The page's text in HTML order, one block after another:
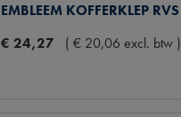
EMBLEEM KOFFERKLEP RVS
€ 24,27 ( € 20,06 excl. btw )